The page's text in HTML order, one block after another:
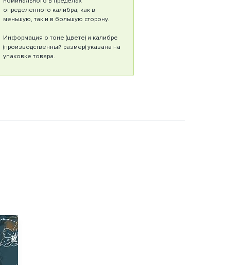
определенного калибра, как в
меньшую, так и в большую сторону.
Информация о тоне (цвете) и калибре
(производственный размер) указана на
упаковке товара.